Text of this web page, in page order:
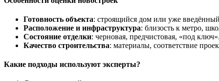
Готовность объекта: строящийся дом или уже
Расположение и инфраструктура: близость к метро,
Состояние отделки: черновая, предчистовая, «под
Качество строительства: материалы, соответствие
Какие подходы используют эксперты?